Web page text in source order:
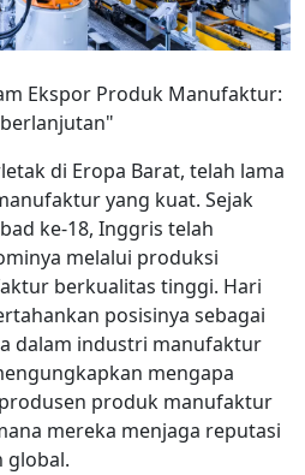
Ekspor Produk Manufaktur:
di Eropa Barat, telah lama
yang kuat. Sejak
ke-18, Inggris telah
melalui produksi
berkualitas tinggi. Hari
posisinya sebagai
dalam industri manufaktur
mengapa
produk manufaktur
mereka menjaga reputasi
global.